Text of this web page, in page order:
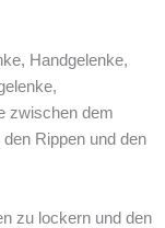
Handgelenke,
zwischen dem
Rippen und den
zu lockern und den